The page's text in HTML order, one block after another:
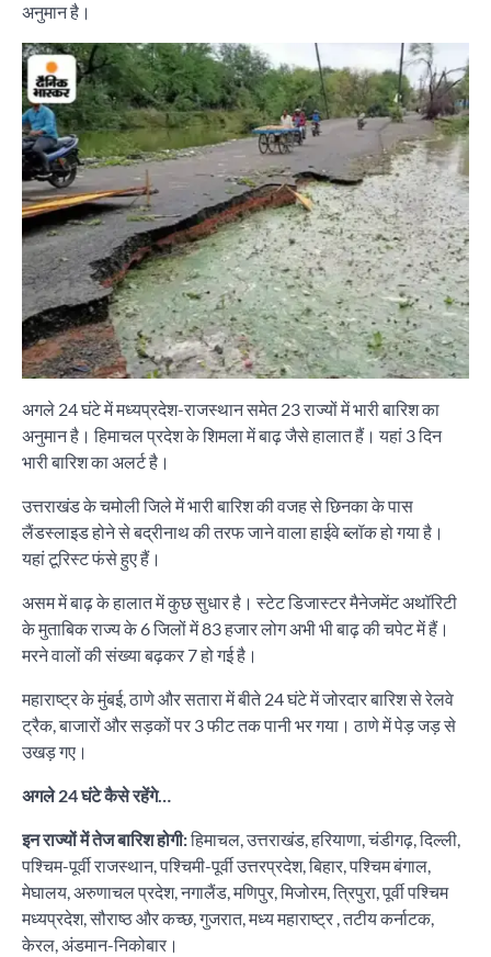
अनुमान है।
अगले 24 घंटे में मध्यप्रदेश-राजस्थान समेत 23 राज्यों में भारी बारिश का
अनुमान है। हिमाचल प्रदेश के शिमला में बाढ़ जैसे हालात हैं। यहां 3 दिन
भारी बारिश का अलर्ट है।
उत्तराखंड के चमोली जिले में भारी बारिश की वजह से छिनका के पास
लैंडस्लाइड होने से बद्रीनाथ की तरफ जाने वाला हाईवे ब्लॉक हो गया है।
यहां टूरिस्ट फंसे हुए हैं।
असम में बाढ़ के हालात में कुछ सुधार है। स्टेट डिजास्टर मैनेजमेंट अथॉरिटी
के मुताबिक राज्य के 6 जिलों में 83 हजार लोग अभी भी बाढ़ की चपेट में हैं।
मरने वालों की संख्या बढ़कर 7 हो गई है।
महाराष्ट्र के मुंबई, ठाणे और सतारा में बीते 24 घंटे में जोरदार बारिश से रेलवे
ट्रैक, बाजारों और सड़कों पर 3 फीट तक पानी भर गया। ठाणे में पेड़ जड़ से
उखड़ गए।
अगले 24 घंटे कैसे रहेंगे…
इन राज्यों में तेज बारिश होगी:हिमाचल, उत्तराखंड, हरियाणा, चंडीगढ़, दिल्ली,
पश्चिम-पूर्वी राजस्थान, पश्चिमी-पूर्वी उत्तरप्रदेश, बिहार, पश्चिम बंगाल,
मेघालय, अरुणाचल प्रदेश, नगालैंड, मणिपुर, मिजोरम, त्रिपुरा, पूर्वी पश्चिम
मध्यप्रदेश, सौराष्ठ और कच्छ, गुजरात, मध्य महाराष्ट्र , तटीय कर्नाटक,
केरल, अंडमान-निकोबार।